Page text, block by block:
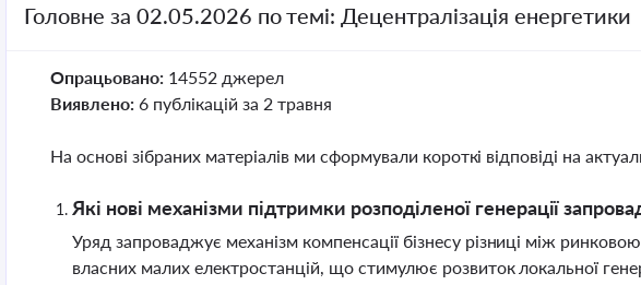
Головне за 02.05.2026 по темі: Децентралізація енергетики
Опрацьовано: 14552 джерел
Виявлено: 6 публікацій за 2 травня
На основі зібраних матеріалів ми сформували короткі відповіді на
Які нові механізми підтримки розподіленої генерації
Уряд запроваджує механізм компенсації бізнесу різниці між
власних малих електростанцій, що стимулює розвиток локальної